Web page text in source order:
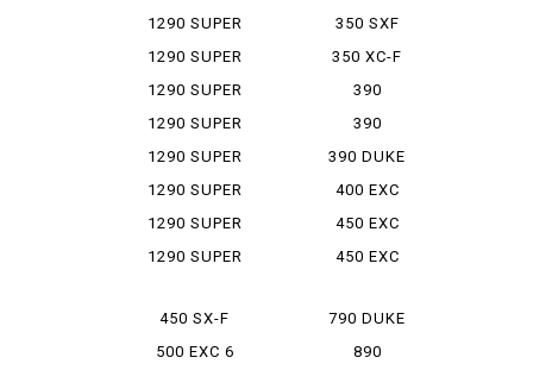
R
1290 SUPER
ADVENT...
1290 SUPER
ADVENT...
1290 SUPER
ADVENT...
1290 SUPER
DUKE GT
1290 SUPER
DUKE R
1290 SUPER
DUKE R...
1290 SUPER
ADOBENR
1290 SUPER
350 SXF
350 XC-F
390
ADVENTURE
390
ADVENTURE
SW
390 DUKE
400 EXC
RACING
450 EXC
450 EXC
450 SX-F
500 EXC 6
790 DUKE
890